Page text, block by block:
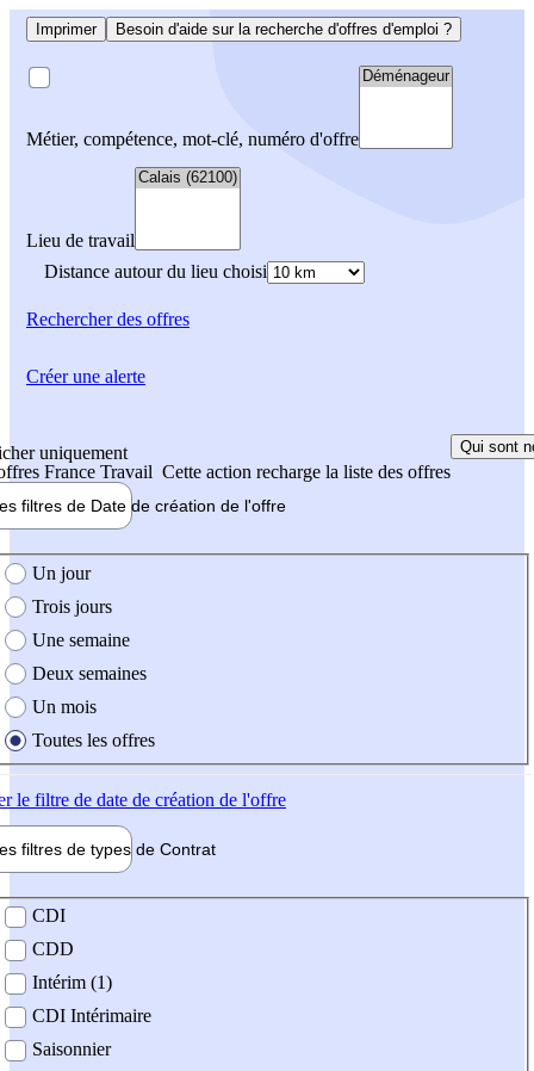
Imprimer Besoin d'aide sur la recherche d'offres d'emploi ?
Métier, compétence, mot-clé, numéro d'offre
Lieu de travail
Distance autour du lieu choisi
Rechercherdes offres
uniquement
France Travail Cette action recharge la liste des offres
Qui sont
filtres de Date de création de l'offre
création de l'offre
Un jour
Trois jours
Une semaine
Deux semaines
Un mois
Toutes les offres
le filtre de date de création de l'offre
filtres de types de Contrat
contrat
CDI
CDD
Intérim (1)
CDI Intérimaire
Saisonnier
Créer une alerte